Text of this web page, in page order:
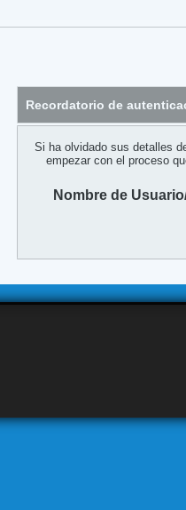
Recordatorio de
Si ha olvidado sus detalles
empezar con el proceso
Nombre de